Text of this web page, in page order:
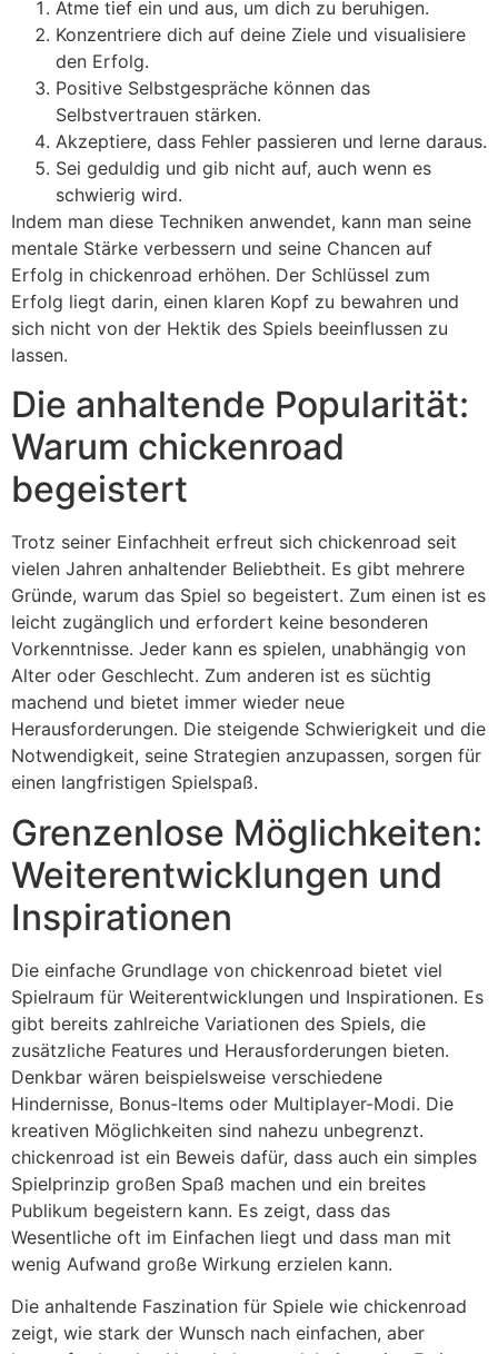
Atme tief ein und aus, um dich zu beruhigen.
Konzentriere dich auf deine Ziele und visualisiere
den Erfolg.
Positive Selbstgespräche können das
Selbstvertrauen stärken.
Akzeptiere, dass Fehler passieren und lerne daraus.
Sei geduldig und gib nicht auf, auch wenn es
schwierig wird.
Indem man diese Techniken anwendet, kann man seine
mentale Stärke verbessern und seine Chancen auf
Erfolg in chickenroad erhöhen. Der Schlüssel zum
Erfolg liegt darin, einen klaren Kopf zu bewahren und
sich nicht von der Hektik des Spiels beeinflussen zu
lassen.
Die anhaltende Popularität:
Warum chickenroad
begeistert
Trotz seiner Einfachheit erfreut sich chickenroad seit
vielen Jahren anhaltender Beliebtheit. Es gibt mehrere
Gründe, warum das Spiel so begeistert. Zum einen ist es
leicht zugänglich und erfordert keine besonderen
Vorkenntnisse. Jeder kann es spielen, unabhängig von
Alter oder Geschlecht. Zum anderen ist es süchtig
machend und bietet immer wieder neue
Herausforderungen. Die steigende Schwierigkeit und die
Notwendigkeit, seine Strategien anzupassen, sorgen für
einen langfristigen Spielspaß.
Grenzenlose Möglichkeiten:
Weiterentwicklungen und
Inspirationen
Die einfache Grundlage von chickenroad bietet viel
Spielraum für Weiterentwicklungen und Inspirationen. Es
gibt bereits zahlreiche Variationen des Spiels, die
zusätzliche Features und Herausforderungen bieten.
Denkbar wären beispielsweise verschiedene
Hindernisse, Bonus-Items oder Multiplayer-Modi. Die
kreativen Möglichkeiten sind nahezu unbegrenzt.
chickenroad ist ein Beweis dafür, dass auch ein simples
Spielprinzip großen Spaß machen und ein breites
Publikum begeistern kann. Es zeigt, dass das
Wesentliche oft im Einfachen liegt und dass man mit
wenig Aufwand große Wirkung erzielen kann.
Die anhaltende Faszination für Spiele wie chickenroad
zeigt, wie stark der Wunsch nach einfachen, aber